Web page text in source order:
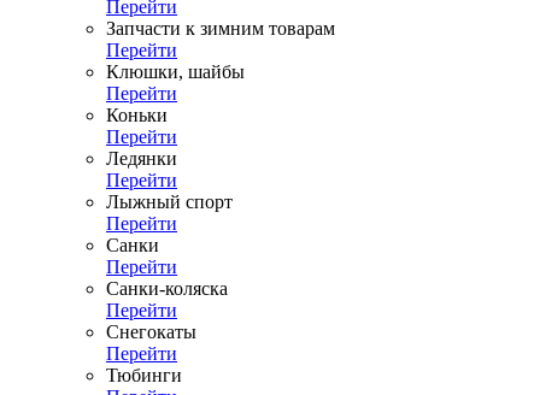
Перейти
Запчасти к зимним товарам
Перейти
Клюшки, шайбы
Перейти
Коньки
Перейти
Ледянки
Перейти
Лыжный спорт
Перейти
Санки
Перейти
Санки-коляска
Перейти
Снегокаты
Перейти
Тюбинги